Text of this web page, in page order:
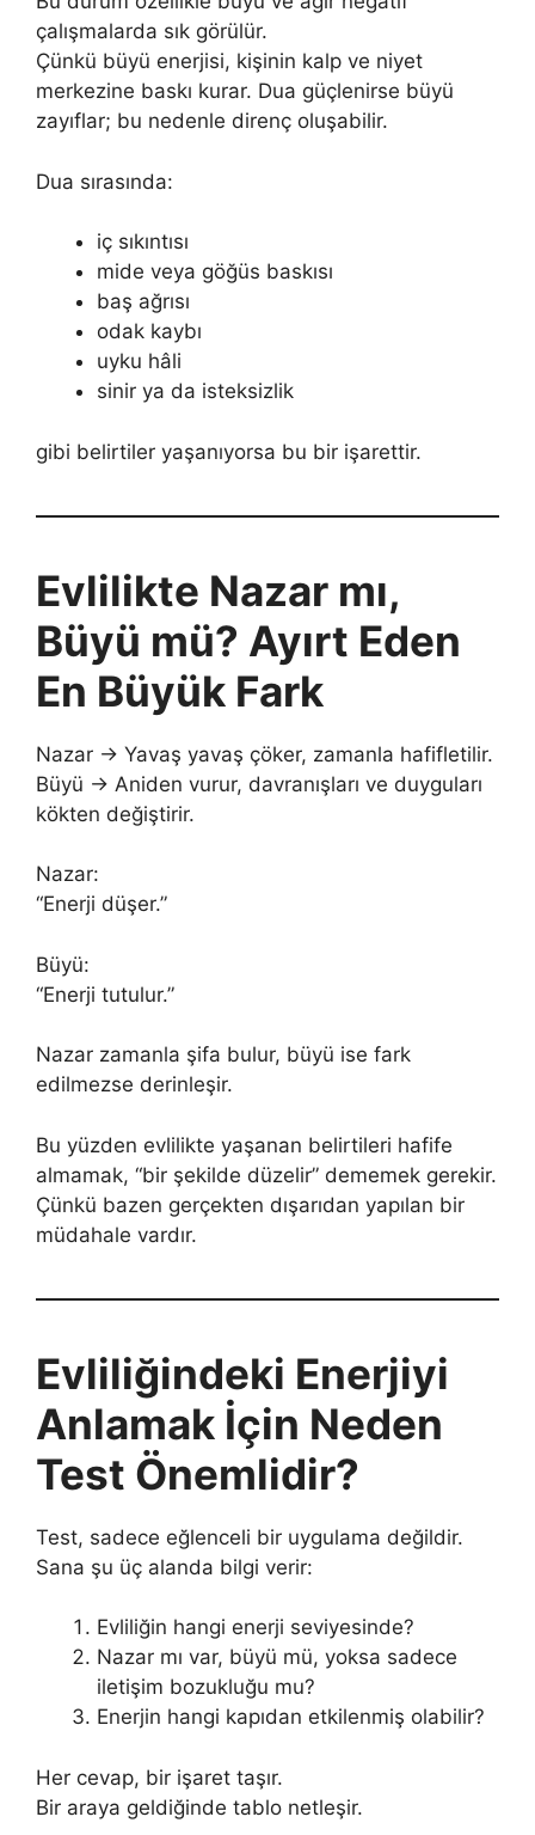
çalışmalarda sık görülür.
Çünkü büyü enerjisi, kişinin kalp ve niyet
merkezine baskı kurar. Dua güçlenirse büyü
zayıflar; bu nedenle direnç oluşabilir.
Dua sırasında:
iç sıkıntısı
mide veya göğüs baskısı
baş ağrısı
odak kaybı
uyku hâli
sinir ya da isteksizlik
gibi belirtiler yaşanıyorsa bu bir işarettir.
Evlilikte Nazar mı,
Büyü mü? Ayırt Eden
En Büyük Fark
Nazar → Yavaş yavaş çöker, zamanla hafifletilir.
Büyü → Aniden vurur, davranışları ve duyguları
kökten değiştirir.
Nazar:
“Enerji düşer.”
Büyü:
“Enerji tutulur.”
Nazar zamanla şifa bulur, büyü ise fark
edilmezse derinleşir.
Bu yüzden evlilikte yaşanan belirtileri hafife
almamak, “bir şekilde düzelir” dememek gerekir.
Çünkü bazen gerçekten dışarıdan yapılan bir
müdahale vardır.
Evliliğindeki Enerjiyi
Anlamak İçin Neden
Test Önemlidir?
Test, sadece eğlenceli bir uygulama değildir.
Sana şu üç alanda bilgi verir:
Evliliğin hangi enerji seviyesinde?
Nazar mı var, büyü mü, yoksa sadece
iletişim bozukluğu mu?
Enerjin hangi kapıdan etkilenmiş olabilir?
Her cevap, bir işaret taşır.
Bir araya geldiğinde tablo netleşir.